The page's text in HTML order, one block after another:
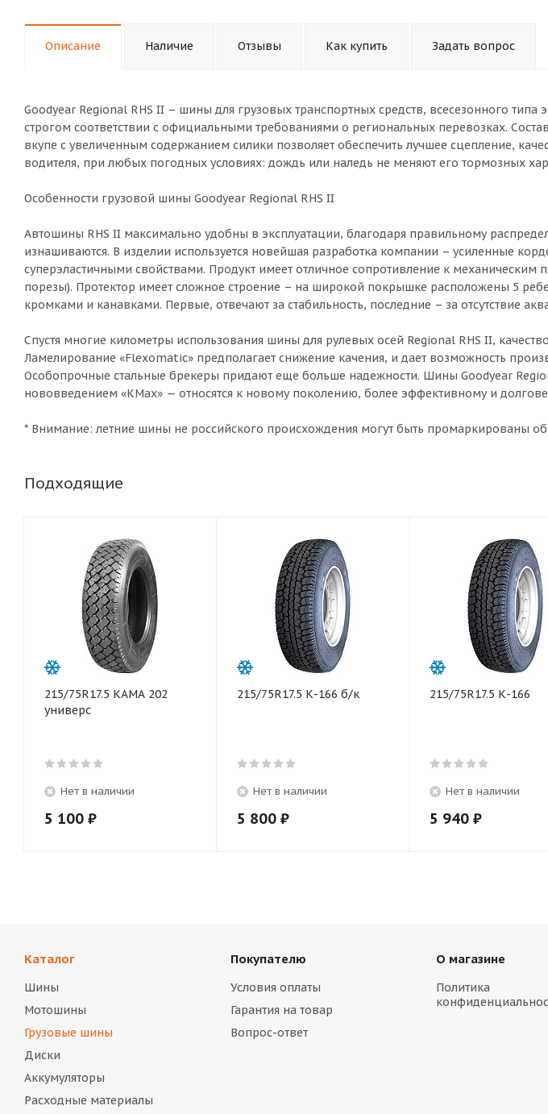
Описание Наличие Отзывы Как купить Задать вопрос
Goodyear Regional RHS II – шины для грузовых транспортных средств, всесезонного типа
строгом соответствии с официальными требованиями о региональных перевозках.
вкупе с увеличенным содержанием силики позволяет обеспечить лучшее сцепление,
водителя, при любых погодных условиях: дождь или наледь не меняют его тормозных
Особенности грузовой шины Goodyear Regional RHS II
Автошины RHS II максимально удобны в эксплуатации, благодаря правильному
изнашиваются. В изделии используется новейшая разработка компании – усиленные
суперэластичными свойствами. Продукт имеет отличное сопротивление к
порезы). Протектор имеет сложное строение – на широкой покрышке расположены 5
кромками и канавками. Первые, отвечают за стабильность, последние – за отсутствие
Спустя многие километры использования шины для рулевых осей Regional RHS II,
Ламелирование «Flexomatic» предполагает снижение качения, и дает возможность
Особопрочные стальные брекеры придают еще больше надежности. Шины Goodyear
нововведением «KMax» — относятся к новому поколению, более эффективному и
* Внимание: летние шины не российского происхождения могут быть промаркированы
Подходящие
215/75R17.5 КАМА 202
универс
Нет в наличии
5 100 ₽
215/75R17.5 К-166 б/к
Нет в наличии
5 800 ₽
215/75R17.5 К-166
Нет в наличии
5 940 ₽
Каталог
Шины
Мотошины
Грузовые шины
Диски
Аккумуляторы
Расходные материалы
Покупателю
Условия оплаты
Гарантия на товар
Вопрос-ответ
О магазине
Политика